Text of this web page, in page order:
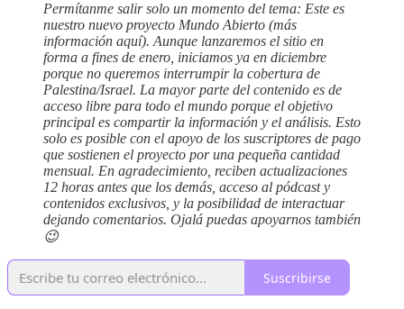
Permítanme salir solo un momento del tema: Este es
nuestro nuevo proyecto Mundo Abierto (más
información aquí). Aunque lanzaremos el sitio en
forma a fines de enero, iniciamos ya en diciembre
porque no queremos interrumpir la cobertura de
Palestina/Israel. La mayor parte del contenido es de
acceso libre para todo el mundo porque el objetivo
principal es compartir la información y el análisis. Esto
solo es posible con el apoyo de los suscriptores de pago
que sostienen el proyecto por una pequeña cantidad
mensual. En agradecimiento, reciben actualizaciones
12 horas antes que los demás, acceso al pódcast y
contenidos exclusivos, y la posibilidad de interactuar
dejando comentarios. Ojalá puedas apoyarnos también
😉
Suscribirse